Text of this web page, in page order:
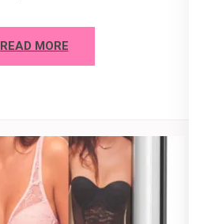
READ MORE